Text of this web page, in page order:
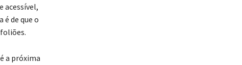
acessível,
de que o
a próxima